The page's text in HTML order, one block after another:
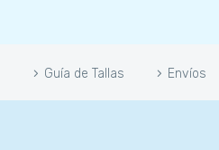
Guía de Tallas Envíos